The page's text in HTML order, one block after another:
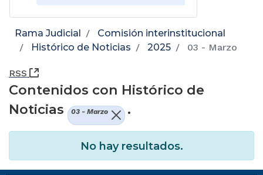
Rama Judicial
Comisión interinstitucional
Histórico de Noticias
2025 03 - Marzo
RSS (Abre una nueva ventana)
Contenidos con Histórico de
Noticias
03 - Marzo .
No hay resultados.